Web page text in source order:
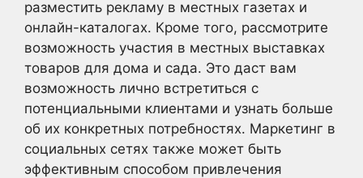
разместить рекламу в местных газетах и
онлайн-каталогах. Кроме того, рассмотрите
возможность участия в местных выставках
товаров для дома и сада. Это даст вам
возможность лично встретиться с
потенциальными клиентами и узнать больше
об их конкретных потребностях. Маркетинг в
социальных сетях также может быть
эффективным способом привлечения